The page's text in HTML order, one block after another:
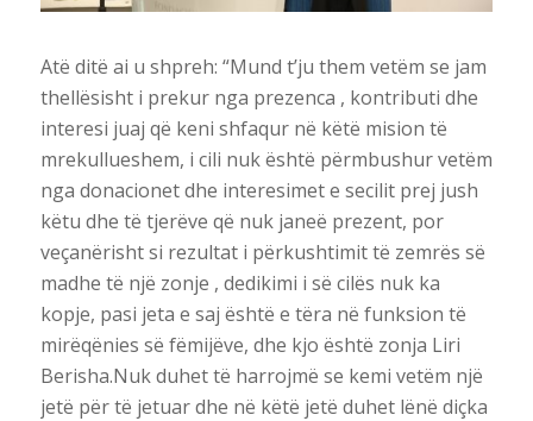
Atë ditë ai u shpreh: “Mund t’ju them vetëm se jam
thellësisht i prekur nga prezenca , kontributi dhe
interesi juaj që keni shfaqur në këtë mision të
mrekullueshem, i cili nuk është përmbushur vetëm
nga donacionet dhe interesimet e secilit prej jush
këtu dhe të tjerëve që nuk janeë prezent, por
veçanërisht si rezultat i përkushtimit të zemrës së
madhe të një zonje , dedikimi i së cilës nuk ka
kopje, pasi jeta e saj është e tëra në funksion të
mirëqënies së fëmijëve, dhe kjo është zonja Liri
Berisha.Nuk duhet të harrojmë se kemi vetëm një
jetë për të jetuar dhe në këtë jetë duhet lënë diçka